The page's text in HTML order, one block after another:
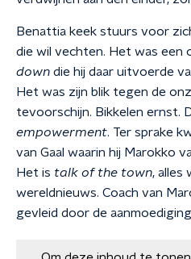
Benattia keek stuurs voor
die wil vechten. Het was een
down die hij daar uitvoerde
Het was zijn blik tegen de
tevoorschijn. Bikkelen ernst.
empowerment. Ter sprake
van Gaal waarin hij Marokko
Het is talk of the town, alles
wereldnieuws. Coach van
gevleid door de